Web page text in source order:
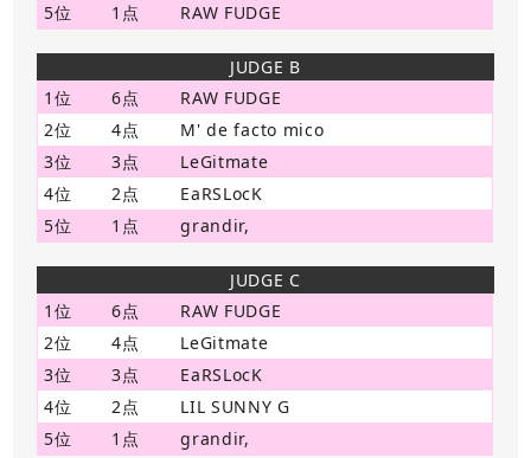
5位
1点 RAW FUDGE
JUDGE B
1位
6点
RAW FUDGE
2位
4点
M' de facto mico
3位
3点
LeGitmate
4位
2点
EaRSLocK
5位
1点 grandir,
JUDGE C
1位
6点
RAW FUDGE
2位
4点
LeGitmate
3位
3点
EaRSLocK
4位
2点
LIL SUNNY G
5位
1点 grandir,